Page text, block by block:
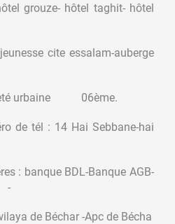
grouze- hôtel taghit- hôtel
cite essalam-auberge
urbaine 06ème.
de tél : 14 Hai Sebbane-hai
: banque BDL-Banque AGB-
-
de Béchar -Apc de Bécha